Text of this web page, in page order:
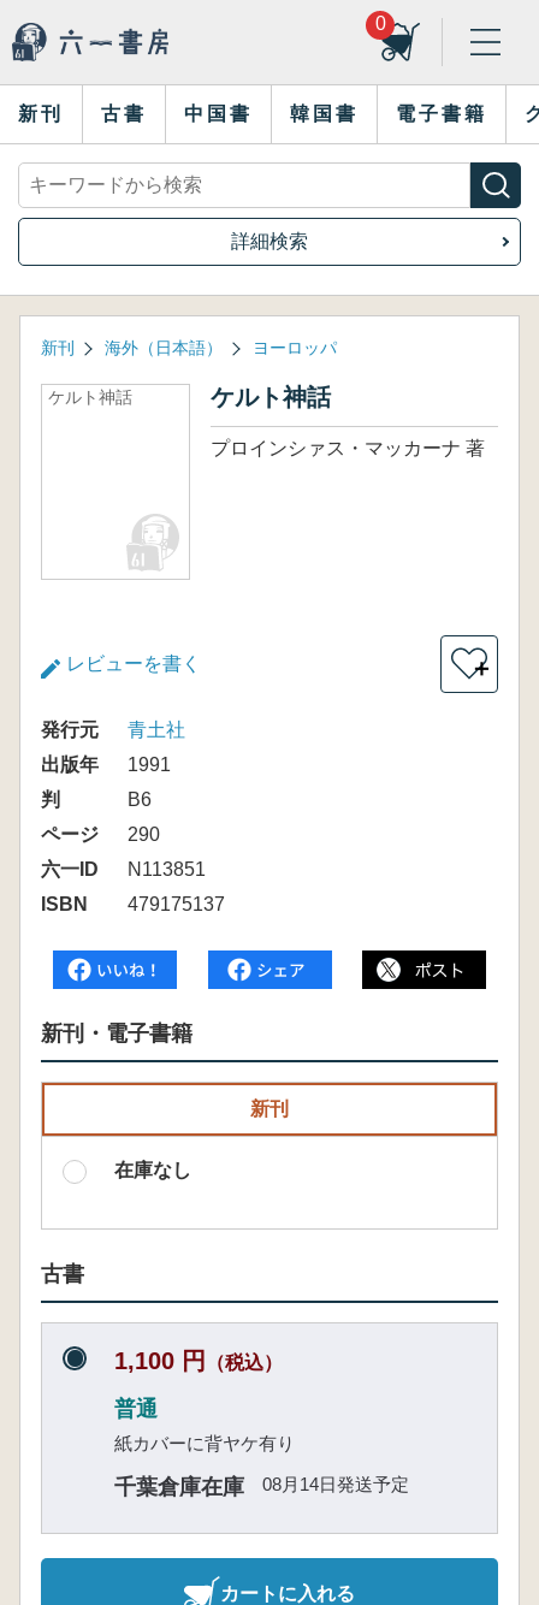
0
新刊 古書 中国書 韓国書 電子書籍
詳細検索
新刊 海外（日本語） ヨーロッパ
ケルト神話 ケルト神話
プロインシァス・マッカーナ 著
レビューを書く ＋
発行元
青土社
出版年
1991
判
B6
ページ
290
六一ID
N113851
ISBN
479175137
新刊・電子書籍
新刊
在庫なし
古書
1,100 円 （税込）
普通
紙カバーに背ヤケ有り
千葉倉庫在庫 08月14日発送予定
カートに入れる